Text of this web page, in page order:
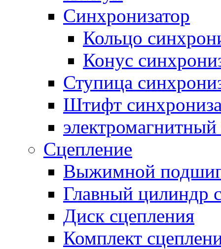
Синхронизатор
Кольцо
Конус
Ступица
Штифт
электромагнитный
Сцепление
Выжимной
Главный цилиндр
Диск сцепления
Комплект